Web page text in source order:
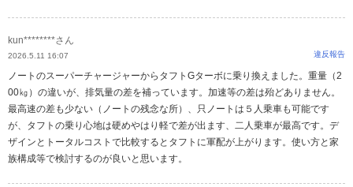
kun********さん
2026.5.11 16:07 違反報告
ノートのスーパーチャージャーからタフトGターボに乗り換えました。重量（2
00㎏）の違いが、排気量の差を補っています。加速等の差は殆どありません。
最高速の差も少ない（ノートの残念な所）、只ノートは５人乗車も可能です
が、タフトの乗り心地は硬めやはり軽で差が出ます、二人乗車が最高です。デ
ザインとトータルコストで比較するとタフトに軍配が上がります。使い方と家
族構成等で検討するのが良いと思います。